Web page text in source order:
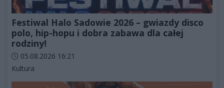
Festiwal Halo Sadowie 2026 – gwiazdy disco
polo, hip-hopu i dobra zabawa dla całej
rodziny!
Data dodania artykułu:
05.08.2026 16:21
Kategorie artykułu:
Kultura